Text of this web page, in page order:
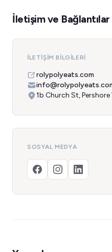
İletişim ve Bağlantılar
İLETIŞIM BILGILERI
rolypolyeats.com
1b Church St,
SOSYAL MEDYA